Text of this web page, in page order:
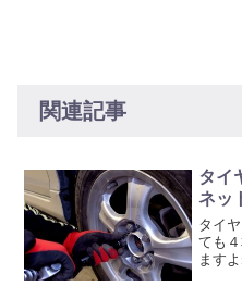
関連記事
タイ
ネッ
タイ
ても
ます